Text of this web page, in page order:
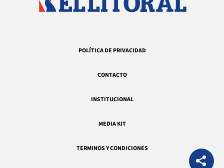
POLÍTICA DE PRIVACIDAD
CONTACTO
INSTITUCIONAL
MEDIA KIT
TERMINOS Y CONDICIONES